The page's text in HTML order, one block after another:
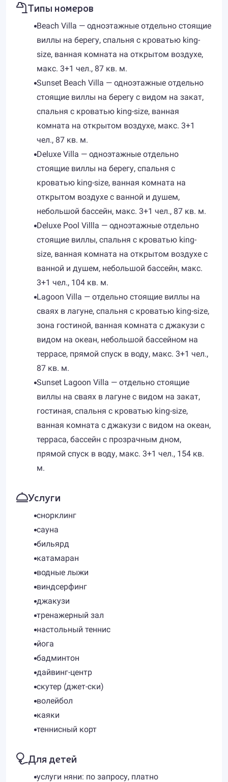
Типы номеров
Beach Villa — одноэтажные отдельно стоящие
виллы на берегу, спальня с кроватью king-
size, ванная комната на открытом воздухе,
макс. 3+1 чел., 87 кв. м.
Sunset Beach Villa — одноэтажные отдельно
стоящие виллы на берегу с видом на закат,
спальня с кроватью king-size, ванная
комната на открытом воздухе, макс. 3+1
чел., 87 кв. м.
Deluxe Villa — одноэтажные отдельно
стоящие виллы на берегу, спальня с
кроватью king-size, ванная комната на
открытом воздухе с ванной и душем,
небольшой бассейн, макс. 3+1 чел., 87 кв. м.
Deluxe Pool Villla — одноэтажные отдельно
стоящие виллы, спальня с кроватью king-
size, ванная комната на открытом воздухе с
ванной и душем, небольшой бассейн, макс.
3+1 чел., 104 кв. м.
Lagoon Villa — отдельно стоящие виллы на
сваях в лагуне, спальня с кроватью king-size,
зона гостиной, ванная комната с джакузи с
видом на океан, небольшой бассейном на
террасе, прямой спуск в воду, макс. 3+1 чел.,
87 кв. м.
Sunset Lagoon Villa — отдельно стоящие
виллы на сваях в лагуне с видом на закат,
гостиная, спальня с кроватью king-size,
ванная комната с джакузи с видом на океан,
терраса, бассейн с прозрачным дном,
прямой спуск в воду, макс. 3+1 чел., 154 кв.
м.
Услуги
снорклинг
сауна
бильярд
катамаран
водные лыжи
виндсерфинг
джакузи
тренажерный зал
настольный теннис
йога
бадминтон
дайвинг-центр
скутер (джет-ски)
волейбол
каяки
теннисный корт
Для детей
услуги няни: по запросу, платно